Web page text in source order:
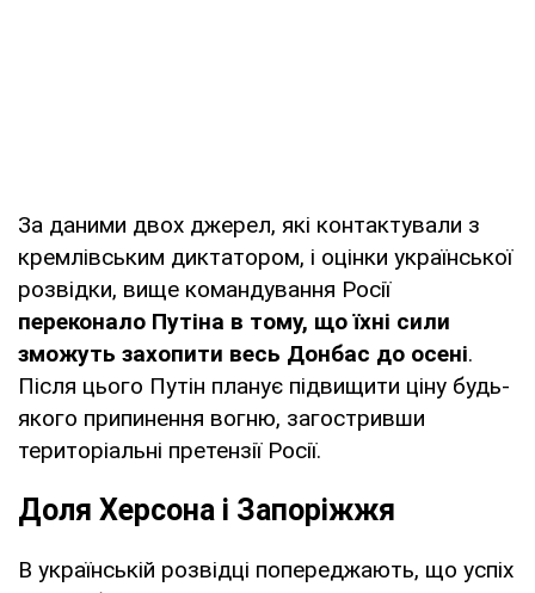
За даними двох джерел, які контактували з
кремлівським диктатором, і оцінки української
розвідки, вище командування Росії
переконало Путіна в тому, що їхні сили
зможуть захопити весь Донбас до осені.
Після цього Путін планує підвищити ціну будь-
якого припинення вогню, загостривши
територіальні претензії Росії.
Доля Херсона і Запоріжжя
В українській розвідці попереджають, що успіх